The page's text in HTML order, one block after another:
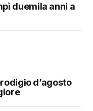
duemila anni a
d’agosto